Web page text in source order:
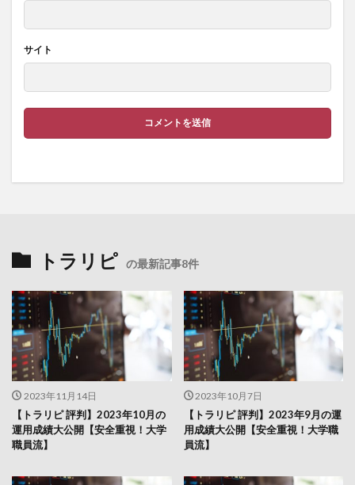
サイト
トラリピ の最新記事8件
2023年11月14日
【トラリピ 評判】2023年10月の
運用成績大公開【安全重視！大学
職員流】
2023年10月7日
【トラリピ 評判】2023年9月の運
用成績大公開【安全重視！大学職
員流】